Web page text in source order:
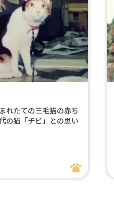
れたての三毛猫の赤ち
の猫「チビ」との思い